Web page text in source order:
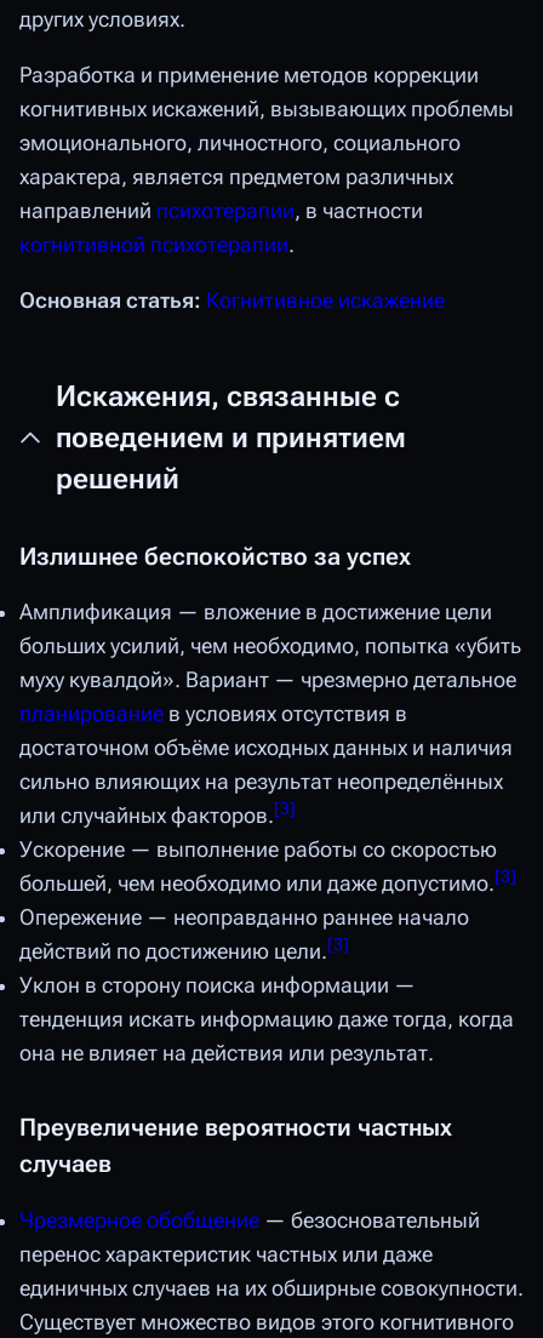
других условиях.
Разработка и применение методов коррекции
когнитивных искажений, вызывающих проблемы
эмоционального, личностного, социального
характера, является предметом различных
направлений психотерапии, в частности
когнитивной психотерапии.
Основная статья: Когнитивное искажение
Искажения, связанные с
поведением и принятием
решений
Излишнее беспокойство за успех
Амплификация — вложение в достижение цели
больших усилий, чем необходимо, попытка «убить
муху кувалдой». Вариант — чрезмерно детальное
планирование в условиях отсутствия в
достаточном объёме исходных данных и наличия
сильно влияющих на результат неопределённых
или случайных факторов.[3]
Ускорение — выполнение работы со скоростью
большей, чем необходимо или даже допустимо.[3]
Опережение — неоправданно раннее начало
действий по достижению цели.[3]
Уклон в сторону поиска информации —
тенденция искать информацию даже тогда, когда
она не влияет на действия или результат.
Преувеличение вероятности частных
случаев
Чрезмерное обобщение — безосновательный
перенос характеристик частных или даже
единичных случаев на их обширные совокупности.
Существует множество видов этого когнитивного